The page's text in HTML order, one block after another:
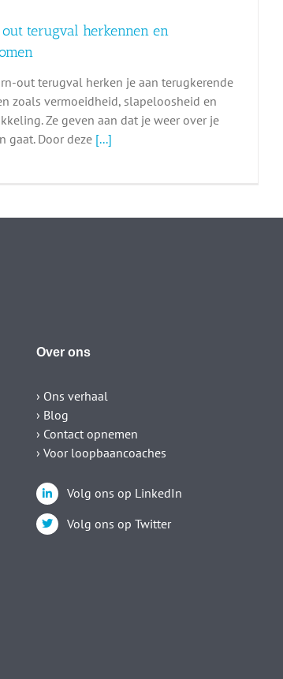
terugval herkennen en
out terugval herken je aan terugkerende
zoals vermoeidheid, slapeloosheid en
Ze geven aan dat je weer over je
gaat. Door deze[...]
Over ons
› Ons verhaal
› Blog
› Contact opnemen
› Voor loopbaancoaches
Volg ons op LinkedIn
Volg ons op Twitter